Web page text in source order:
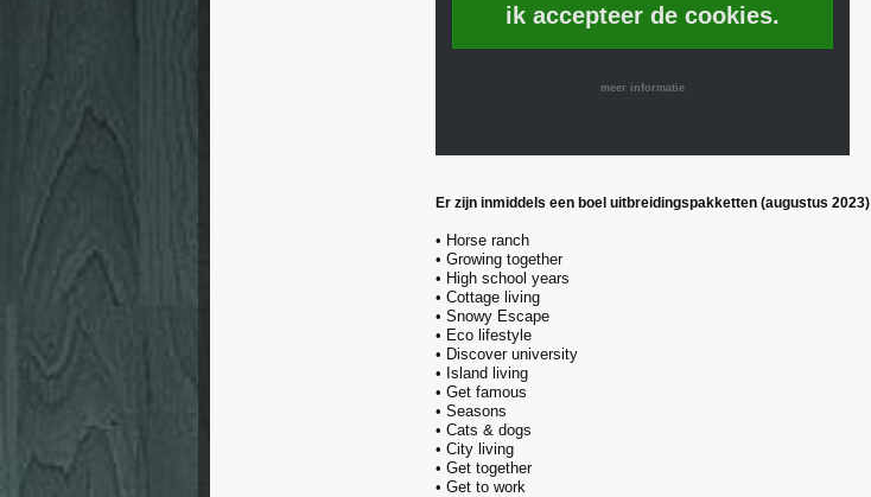
ik accepteer de cookies.
meer informatie
Er zijn inmiddels een boel uitbreidingspakketten (augustus 2023)
• Horse ranch
• Growing together
• High school years
• Cottage living
• Snowy Escape
• Eco lifestyle
• Discover university
• Island living
• Get famous
• Seasons
• Cats & dogs
• City living
• Get together
• Get to work